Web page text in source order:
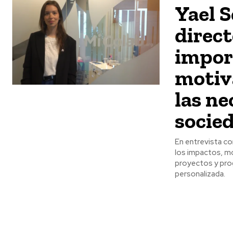
Yael
las
En entrevista
los impactos,
proyectos y
personalizada.